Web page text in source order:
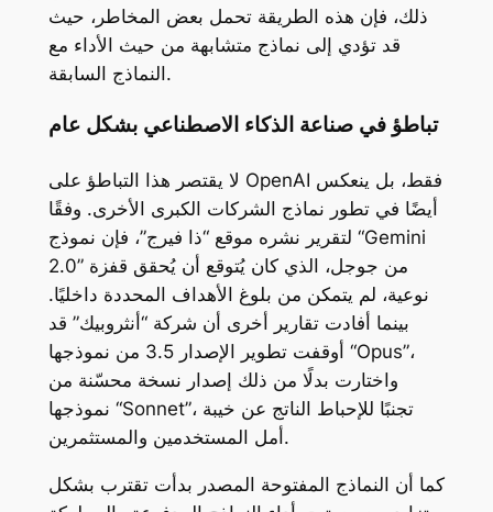
ذلك، فإن هذه الطريقة تحمل بعض المخاطر، حيث
قد تؤدي إلى نماذج متشابهة من حيث الأداء مع
النماذج السابقة.
تباطؤ في صناعة الذكاء الاصطناعي بشكل عام
لا يقتصر هذا التباطؤ على OpenAI فقط، بل ينعكس
أيضًا في تطور نماذج الشركات الكبرى الأخرى. وفقًا
لتقرير نشره موقع “ذا فيرج”، فإن نموذج “Gemini
2.0” من جوجل، الذي كان يُتوقع أن يُحقق قفزة
نوعية، لم يتمكن من بلوغ الأهداف المحددة داخليًا.
بينما أفادت تقارير أخرى أن شركة “أنثروبيك” قد
أوقفت تطوير الإصدار 3.5 من نموذجها “Opus”،
واختارت بدلًا من ذلك إصدار نسخة محسّنة من
نموذجها “Sonnet”، تجنبًا للإحباط الناتج عن خيبة
أمل المستخدمين والمستثمرين.
كما أن النماذج المفتوحة المصدر بدأت تقترب بشكل